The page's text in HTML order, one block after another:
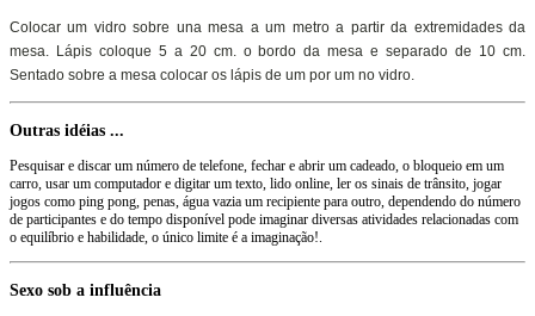
Colocar um vidro sobre una mesa a um metro a partir da extremidades da
mesa. Lápis coloque 5 a 20 cm.o bordo da mesa e separado de 10 cm.
Sentado sobre a mesa colocar os lápis de um por um no vidro.
Outras idéias ...
Pesquisar e discar um número de telefone, fechar e abrir um cadeado, o bloqueio em um
carro, usar um computador e digitar um texto, lido online, ler os sinais de trânsito, jogar
jogos como ping pong, penas, água vazia um recipiente para outro, dependendo do número
de participantes e do tempo disponível pode imaginar diversas atividades relacionadas com
o equilíbrio e habilidade, o único limite é a imaginação!.
Sexo sob a influência